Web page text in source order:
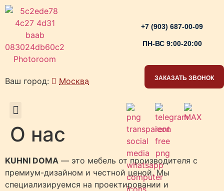
+7 (903) 687-00-09
ПН-ВС 9:00-20:00
Ваш город: Москва ЗАКАЗАТЬ ЗВОНОК
О нас
KUHNI DOMA — это мебель от производителя с
премиум-дизайном и честной ценой. Мы
специализируемся на проектировании и